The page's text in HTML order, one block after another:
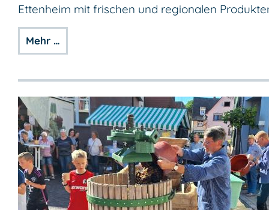
Ettenheim mit frischen und regionalen
Mehr …